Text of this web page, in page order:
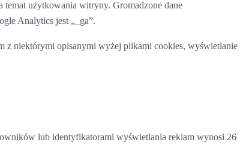
użytkowania witryny. Gromadzone dane
Analytics jest „_ga”.
z niektórymi opisanymi wyżej plikami cookies, wyświetlanie
lub identyfikatorami wyświetlania reklam wynosi 26